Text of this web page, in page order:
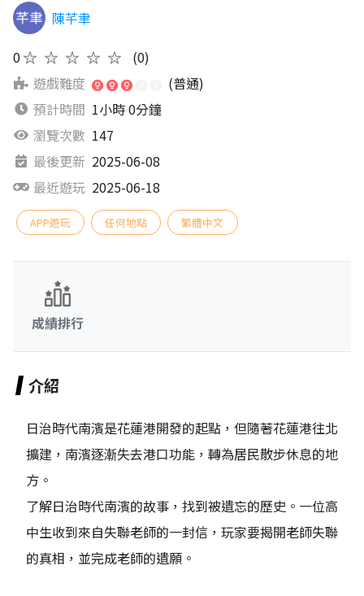
陳芊聿
0★★★★★
(0)
遊戲難度
(普通)
預計時間 1小時 0分鐘
瀏覽次數 147
最後更新 2025-06-08
最近遊玩 2025-06-18
APP遊玩 任何地點 繁體中文
成績排行
介紹
日治時代南濱是花蓮港開發的起點，但隨著花蓮港往北
擴建，南濱逐漸失去港口功能，轉為居民散步休息的地
方。
了解日治時代南濱的故事，找到被遺忘的歷史。一位高
中生收到來自失聯老師的一封信，玩家要揭開老師失聯
的真相，並完成老師的遺願。